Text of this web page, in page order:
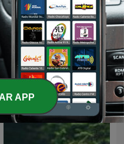
Koll på socialt arbete
APP